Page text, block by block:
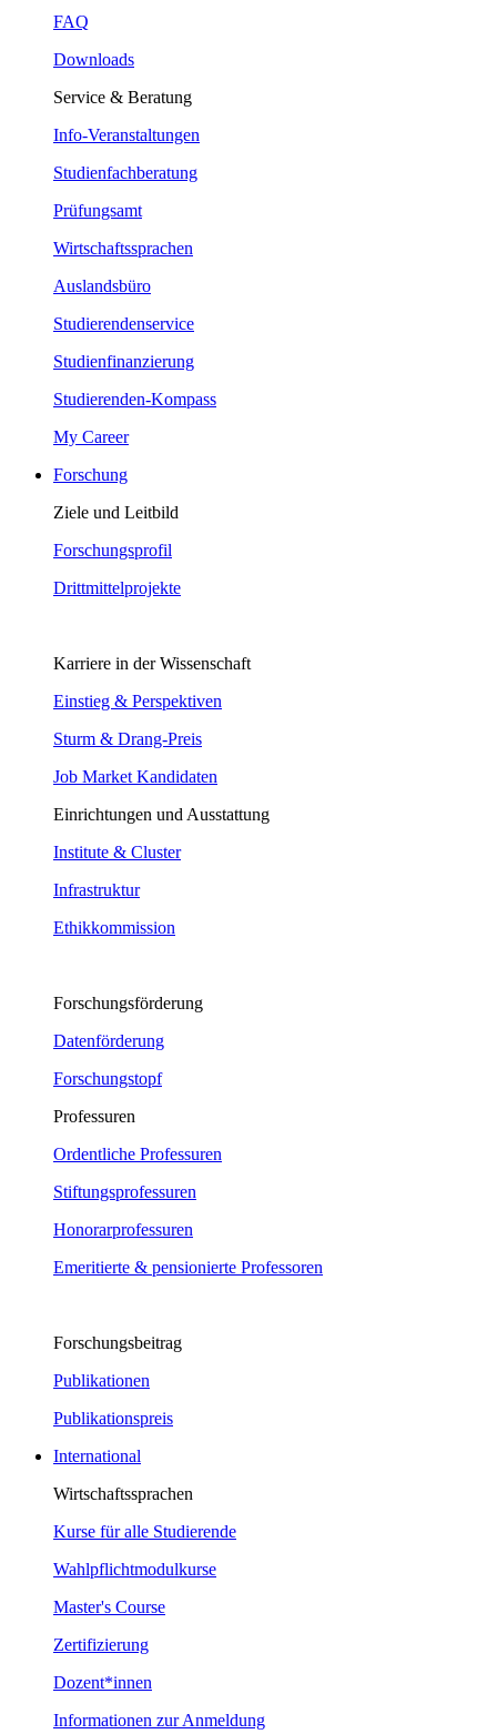
FAQ
Downloads
Service & Beratung
Info-Veranstaltungen
Studienfachberatung
Prüfungsamt
Wirtschaftssprachen
Auslandsbüro
Studierendenservice
Studienfinanzierung
Studierenden-Kompass
My Career
Forschung
Ziele und Leitbild
Forschungsprofil
Drittmittelprojekte
Karriere in der Wissenschaft
Einstieg & Perspektiven
Sturm & Drang-Preis
Job Market Kandidaten
Einrichtungen und Ausstattung
Institute & Cluster
Infrastruktur
Ethikkommission
Forschungsförderung
Datenförderung
Forschungstopf
Professuren
Ordentliche Professuren
Stiftungsprofessuren
Honorarprofessuren
Emeritierte & pensionierte Professoren
Forschungsbeitrag
Publikationen
Publikationspreis
International
Wirtschaftssprachen
Kurse für alle Studierende
Wahlpflichtmodulkurse
Master's Course
Zertifizierung
Dozent*innen
Informationen zur Anmeldung